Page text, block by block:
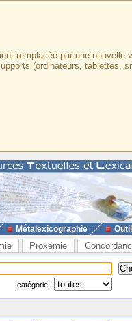
remplacée par une nouvelle
(ordinateurs, tablettes,
Métalexicographie
Proxémie
catégorie :